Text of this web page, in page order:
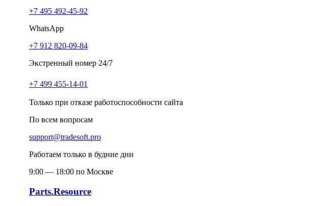
+7 495 492-45-92
WhatsApp
+7 912 820-09-84
Экстренный номер 24/7
+7 499 455-14-01
Только при отказе работоспособности сайта
По всем вопросам
support@tradesoft.pro
Работаем только в будние дни
9:00 — 18:00 по Москве
Parts.Resource